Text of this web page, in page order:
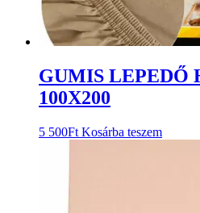
GUMIS LEPEDŐ
100X200
5 500Ft Kosárba teszem